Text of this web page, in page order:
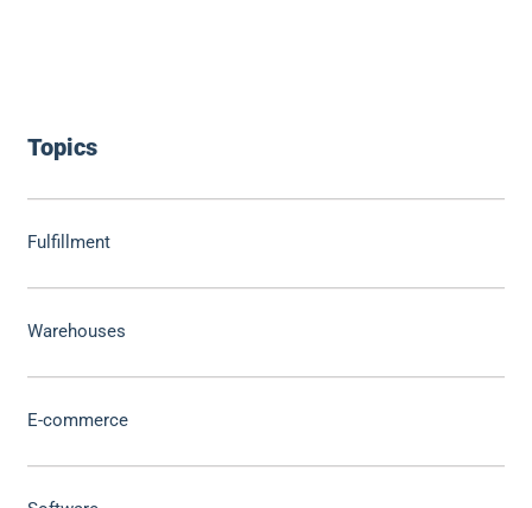
Topics
Fulfillment
Warehouses
E-commerce